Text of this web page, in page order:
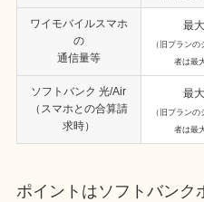
ワイモバイルスマホ
の
通信量等
最大
（旧プラン
者は最
ソフトバンク 光/Air
（スマホとの合算請
求時）
最大
（旧プラン
者は最
ポイントはソフトバンク